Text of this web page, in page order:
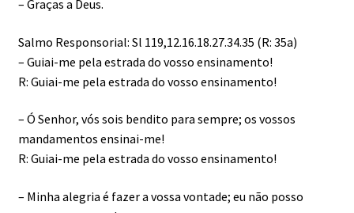
– Graças a Deus.
Salmo Responsorial: Sl 119,12.16.18.27.34.35 (R: 35a)
– Guiai-me pela estrada do vosso ensinamento!
R: Guiai-me pela estrada do vosso ensinamento!
– Ó Senhor, vós sois bendito para sempre; os vossos
mandamentos ensinai-me!
R: Guiai-me pela estrada do vosso ensinamento!
– Minha alegria é fazer a vossa vontade; eu não posso